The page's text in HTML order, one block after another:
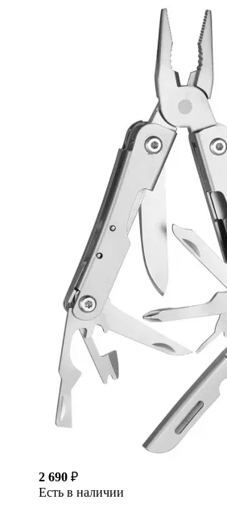
2 690 ₽
Есть в наличии